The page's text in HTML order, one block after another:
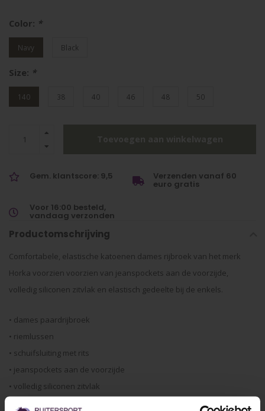
Color: *
Navy Black
Size: *
140 38 40 46 48 50
Gem. klantscore: 9,5 Verzenden vanaf 60
euro gratis
Voor 16:00 besteld,
vandaag verzonden
Productomschrijving
Comfortabele, elastische katoenen dames rijbroek van het merk
Horka voorzien voorzien van jeanspockets aan de voorzijde,
volledig siliconen zitvlak en elastisch gedeelte bij de enkels.
• dames paardrijbroek
• riemlussen
• schuifsluiting met rits
• jeanspockets aan de voorzijde
• volledig siliconen zitvlak